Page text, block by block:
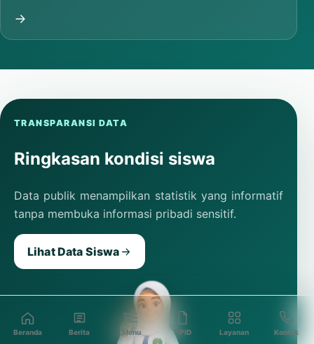
TRANSPARANSI DATA
Ringkasan kondisi siswa
Data publik menampilkan statistik yang informatif
tanpa membuka informasi pribadi sensitif.
Lihat Data Siswa
Beranda Berita Menu PPID Layanan Kontak